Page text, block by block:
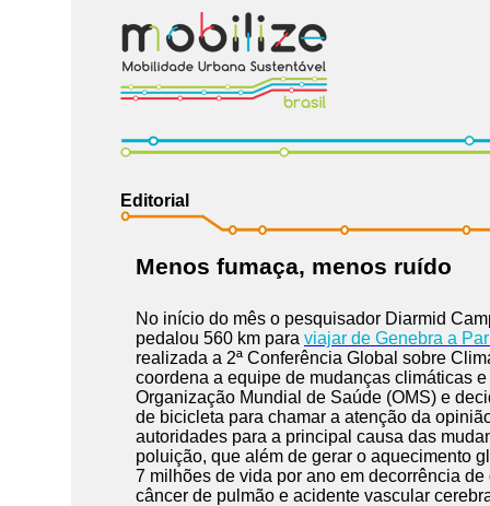
Editorial
Menos fumaça, menos ruído
No início do mês o pesquisador Diarmid
pedalou 560 km para viajar de Genebra a
realizada a 2ª Conferência Global sobre
coordena a equipe de mudanças climáticas
Organização Mundial de Saúde (OMS) e
de bicicleta para chamar a atenção da
autoridades para a principal causa das
poluição, que além de gerar o aquecimento
7 milhões de vida por ano em decorrência
câncer de pulmão e acidente vascular